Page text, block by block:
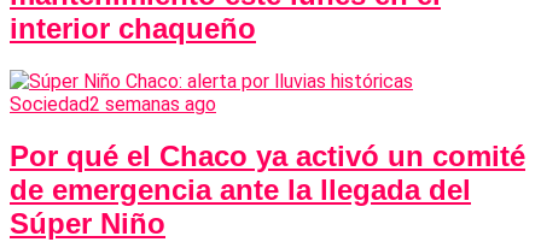
interior chaqueño
Sociedad2 semanas ago
Por qué el Chaco ya activó un comité
de emergencia ante la llegada del
Súper Niño